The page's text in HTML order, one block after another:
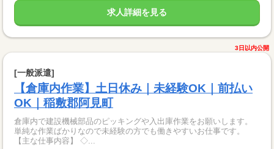
求人詳細を見る
3日以内公開
[一般派遣]
【倉庫内作業】土日休み｜未経験OK｜前払い
OK｜稲敷郡阿見町
倉庫内で建設機械部品のピッキングや入出庫作業をお願いします。
単純な作業ばかりなので未経験の方でも働きやすいお仕事です。
【主な仕事内容】 ◇...